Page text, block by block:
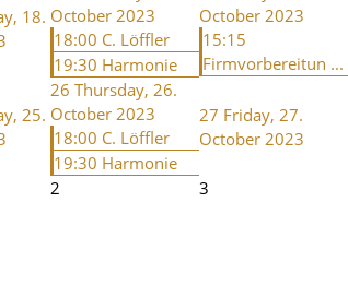
18. October 2023
18:00 C. Löffler
19:30 Harmonie
October 2023
15:15
Firmvorbereitun ...
25.
26 Thursday, 26.
October 2023
18:00 C. Löffler
19:30 Harmonie
27 Friday, 27.
October 2023
2 3